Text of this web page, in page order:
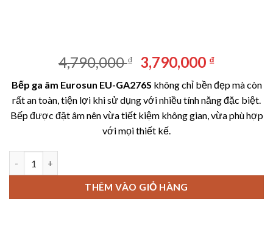
4,790,000₫
Giá
gốc
là:
4,790,000 ₫.
3,790,000 ₫Giá
tại
là:
Bếp ga âm Eurosun EU-GA276S không chỉ bền đẹp mà còn
rất an toàn, tiện lợi khi sử dụng với nhiều tính năng đặc biệt.
Bếp được đặt âm nên vừa tiết kiệm không gian, vừa phù hợp
với mọi thiết kế.
THÊM VÀO GIỎ HÀNG